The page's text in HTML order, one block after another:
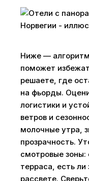
Ниже —
поможет
решаете, где
на фьорды.
логистики и
ветров и
молочные утра,
прозрачность.
смотровые
терраса, есть
рассвете.